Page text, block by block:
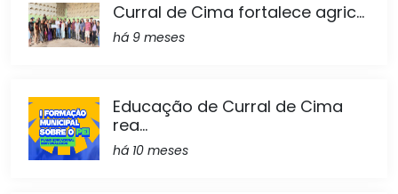
Curral de Cima fortalece agric...
há 9 meses
Educação de Curral de Cima
rea...
há 10 meses